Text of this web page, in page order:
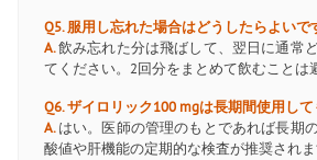
Q5. 服用し忘れた場合はどうしたらよいで
A.飲み忘れた分は飛ばして、翌日に通常
てください。2回分をまとめて飲むことは
Q6. ザイロリック100 mgは長期間使用し
A.はい。医師の管理のもとであれば長期
酸値や肝機能の定期的な検査が推奨されま